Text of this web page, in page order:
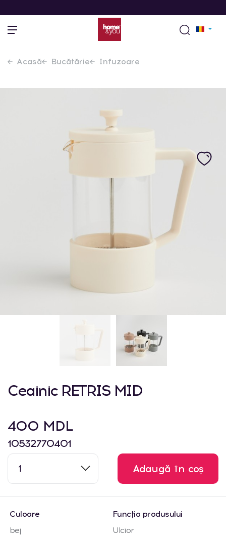
Acasă Bucătărie Infuzoare
Ceainic RETRIS MID
400 MDL
10532770401
1 Adaugă în coș
Culoare
bej
Funcția produsului
Ulcior